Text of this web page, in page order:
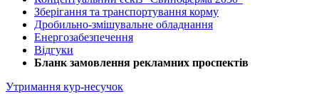
Зберігання та транспортування корму
Дробильно-змішувальне обладнання
Енергозабезпечення
Відгуки
Бланк замовлення рекламних проспектів
Утримання кур-несучок